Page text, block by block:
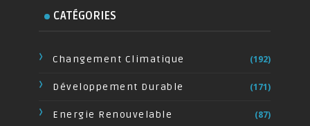
CATÉGORIES
Changement Climatique (192)
Développement Durable (171)
Energie Renouvelable (87)